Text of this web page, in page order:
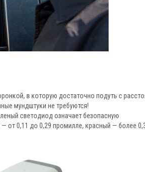
в которую достаточно подуть с
мундштуки не требуются!
светодиод означает безопасную
от 0,11 до 0,29 промилле, красный — более